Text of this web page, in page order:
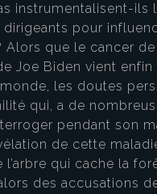
instrumentalisent-ils
dirigeants pour
Alors que le cancer
Joe Biden vient enfin
les doutes
qui, a de
pendant son
de cette
l’arbre qui cache la
des accusations